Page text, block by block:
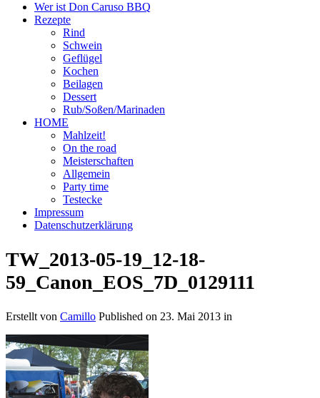
Wer ist Don Caruso BBQ
Rezepte
Rind
Schwein
Geflügel
Kochen
Beilagen
Dessert
Rub/Soßen/Marinaden
HOME
Mahlzeit!
On the road
Meisterschaften
Allgemein
Party time
Testecke
Impressum
Datenschutzerklärung
TW_2013-05-19_12-18-
59_Canon_EOS_7D_0129111
Erstellt von Camillo Published on 23. Mai 2013 in